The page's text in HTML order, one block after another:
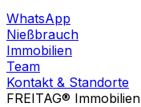
WhatsApp
Nießbrauch
Immobilien
Team
Kontakt & Standorte
FREITAG® Immobilien